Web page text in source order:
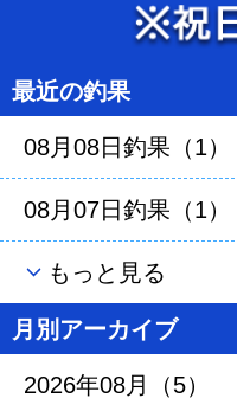
最近の釣果
08月08日釣果（1）
08月07日釣果（1）
もっと見る
月別アーカイブ
2026年08月（5）